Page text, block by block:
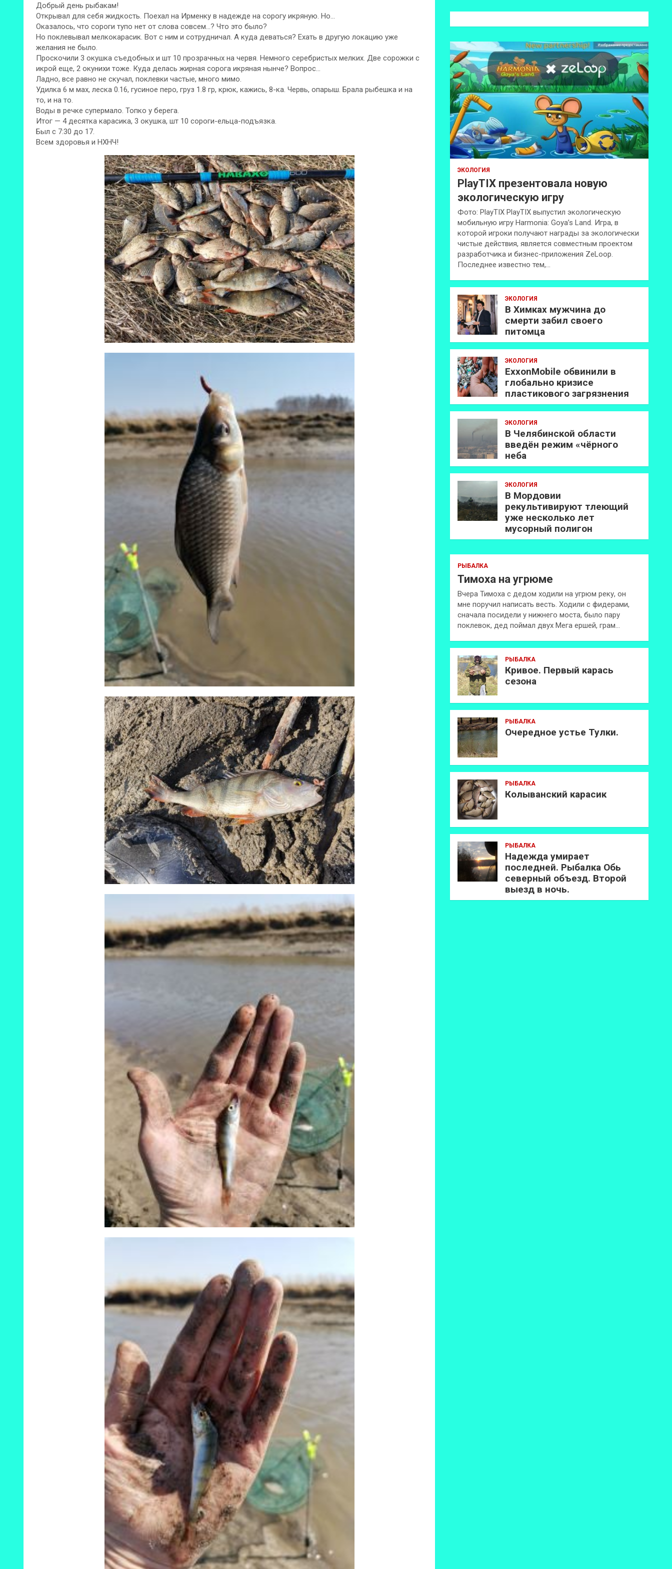
Добрый день рыбакам!
Открывал для себя жидкость. Поехал на Ирменку в надежде на сорогу икряную. Но…
Оказалось, что сороги тупо нет от слова совсем…? Что это было?
Но поклевывал мелкокарасик. Вот с ним и сотрудничал. А куда деваться? Ехать в другую локацию уже
желания не было.
Проскочили 3 окушка съедобных и шт 10 прозрачных на червя. Немного серебристых мелких. Две сорожки с
икрой еще, 2 окунихи тоже. Куда делась жирная сорога икряная нынче? Вопрос…
Ладно, все равно не скучал, поклевки частые, много мимо.
Удилка 6 м мах, леска 0.16, гусиное перо, груз 1.8 гр, крюк, кажись, 8-ка. Червь, опарыш. Брала рыбешка и на
то, и на то.
Воды в речке супермало. Топко у берега.
Итог — 4 десятка карасика, 3 окушка, шт 10 сороги-ельца-подъязка.
Был с 7:30 до 17.
Всем здоровья и НХНЧ!
к
ЭКОЛОГИЯ
PlayTIX презентовала новую
экологическую игру
Фото: PlayTIX PlayTIX выпустил экологическую
мобильную игру Harmonia: Goya’s Land. Игра, в
которой игроки получают награды за экологически
чистые действия, является совместным проектом
разработчика и бизнес-приложения ZeLoop.
Последнее известно тем,…
ЭКОЛОГИЯ
В Химках мужчина до
смерти забил своего
питомца
ЭКОЛОГИЯ
ExxonMobilе обвинили в
глобально кризисе
пластикового загрязнения
ЭКОЛОГИЯ
В Челябинской области
введён режим «чёрного
неба
ЭКОЛОГИЯ
В Мордовии
рекультивируют тлеющий
уже несколько лет
мусорный полигон
РЫБАЛКА
Тимоха на угрюме
Вчера Тимоха с дедом ходили на угрюм реку, он
мне поручил написать весть. Ходили с фидерами,
сначала посидели у нижнего моста, было пару
поклевок, дед поймал двух Мега ершей, грам…
РЫБАЛКА
Кривое. Первый карась
сезона
РЫБАЛКА
Очередное устье Тулки.
РЫБАЛКА
Колыванский карасик
РЫБАЛКА
Надежда умирает
последней. Рыбалка Обь
северный объезд. Второй
выезд в ночь.